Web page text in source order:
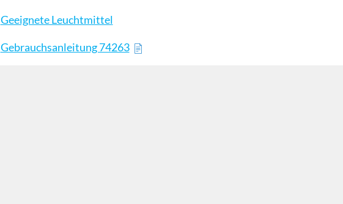
Geeignete Leuchtmittel
Gebrauchsanleitung 74263